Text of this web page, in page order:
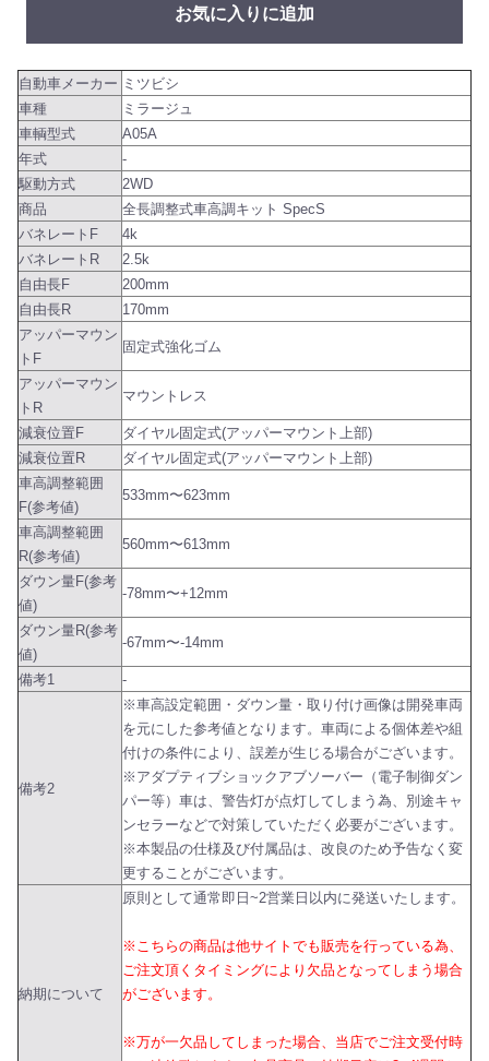
お気に入りに追加
自動車メーカー ミツビシ
車種
ミラージュ
車輌型式
A05A
年式
-
駆動方式
2WD
商品
全長調整式車高調キット SpecS
バネレートF
4k
バネレートR
2.5k
自由長F
200mm
自由長R
170mm
アッパーマウン
トF
固定式強化ゴム
アッパーマウン
トR
マウントレス
減衰位置F
ダイヤル固定式(アッパーマウント上部)
減衰位置R
ダイヤル固定式(アッパーマウント上部)
車高調整範囲
F(参考値)
533mm〜623mm
車高調整範囲
R(参考値)
560mm〜613mm
ダウン量F(参考
値)
-78mm〜+12mm
ダウン量R(参考
値)
-67mm〜-14mm
備考1 -
備考2
※車高設定範囲・ダウン量・取り付け画像は開発車両
を元にした参考値となります。車両による個体差や組
付けの条件により、誤差が生じる場合がございます。
※アダプティブショックアブソーバー（電子制御ダン
パー等）車は、警告灯が点灯してしまう為、別途キャ
ンセラーなどで対策していただく必要がございます。
※本製品の仕様及び付属品は、改良のため予告なく変
更することがございます。
納期について
原則として通常即日~2営業日以内に発送いたします。
※こちらの商品は他サイトでも販売を行っている為、
ご注文頂くタイミングにより欠品となってしまう場合
がございます。
※万が一欠品してしまった場合、当店でご注文受付時